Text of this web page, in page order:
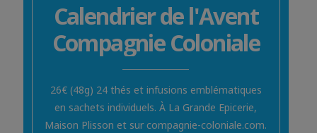
Calendrier de l'Avent
Compagnie Coloniale
26€ (48g) 24 thés et infusions emblématiques
en sachets individuels. À La Grande Epicerie,
Maison Plisson et sur compagnie-coloniale.com.